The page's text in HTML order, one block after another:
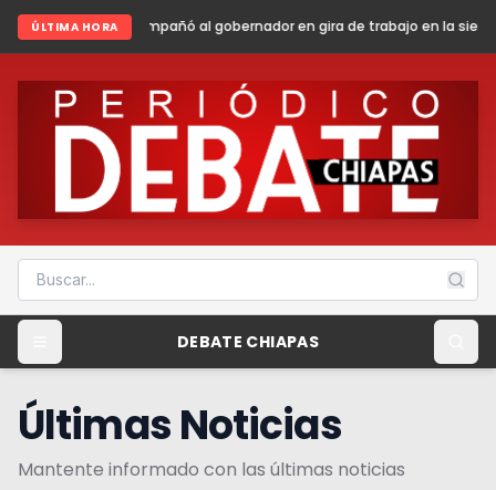
ÚLTIMA HORA
gobernador en gira de trabajo en la sierra madre de Chiapas
DEBATE CHIAPAS
Últimas Noticias
Mantente informado con las últimas noticias